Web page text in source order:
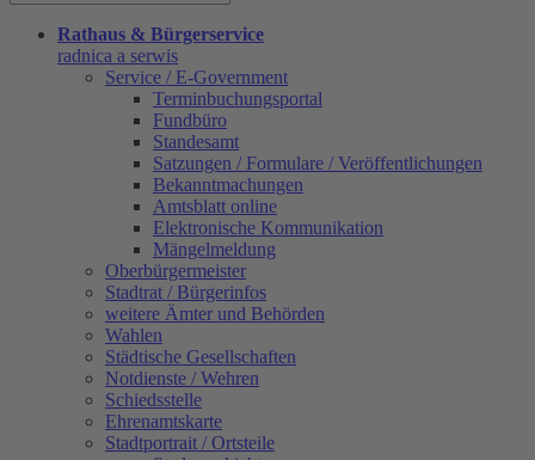
Rathaus & Bürgerservice
radnica a serwis
Service / E-Government
Terminbuchungsportal
Fundbüro
Standesamt
Satzungen / Formulare / Veröffentlichungen
Bekanntmachungen
Amtsblatt online
Elektronische Kommunikation
Mängelmeldung
Oberbürgermeister
Stadtrat / Bürgerinfos
weitere Ämter und Behörden
Wahlen
Städtische Gesellschaften
Notdienste / Wehren
Schiedsstelle
Ehrenamtskarte
Stadtportrait / Ortsteile